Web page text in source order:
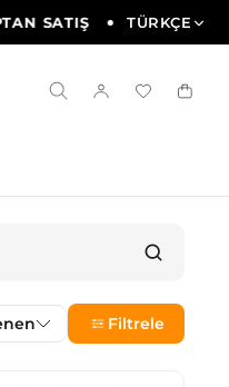
SATIŞ TOPTAN
TÜRKÇE
Filtrele